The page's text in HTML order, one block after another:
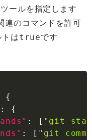
ールを指定します
連のコマンドを許可
はtrueです
{
:
{
: [ "git
: [ "git